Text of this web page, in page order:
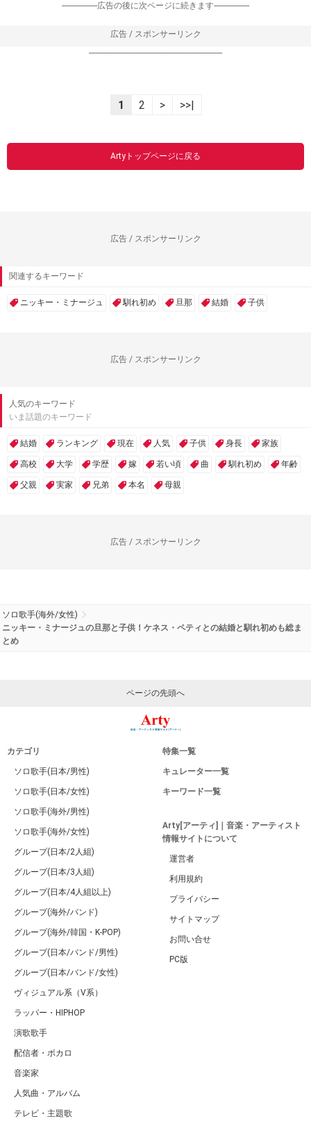
-----------------広告の後に次ページに続きます-----------------
広告 / スポンサーリンク
----------------------------------------------------------------
1 2 > >>|
Artyトップページに戻る
広告 / スポンサーリンク
関連するキーワード
ニッキー・ミナージュ 馴れ初め 旦那 結婚 子供
広告 / スポンサーリンク
人気のキーワード
いま話題のキーワード
結婚 ランキング 現在 人気 子供 身長 家族
高校 大学 学歴 嫁 若い頃 曲 馴れ初め 年齢
父親 実家 兄弟 本名 母親
広告 / スポンサーリンク
ソロ歌手(海外/女性)
ニッキー・ミナージュの旦那と子供！ケネス・ペティとの結婚と馴れ初めも総ま
とめ
ページの先頭へ
カテゴリ
ソロ歌手(日本/男性)
ソロ歌手(日本/女性)
ソロ歌手(海外/男性)
ソロ歌手(海外/女性)
グループ(日本/2人組)
グループ(日本/3人組)
グループ(日本/4人組以上)
グループ(海外/バンド)
グループ(海外/韓国・K-POP)
グループ(日本/バンド/男性)
グループ(日本/バンド/女性)
ヴィジュアル系（V系）
ラッパー・HIPHOP
演歌歌手
配信者・ボカロ
音楽家
人気曲・アルバム
テレビ・主題歌
特集一覧
キュレーター一覧
キーワード一覧
Arty[アーティ]｜音楽・アーティスト
情報サイトについて
運営者
利用規約
プライバシー
サイトマップ
お問い合せ
PC版